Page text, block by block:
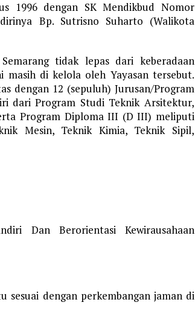
1996 dengan SK Mendikbud Nomor
Bp. Sutrisno Suharto (Walikota
tidak lepas dari keberadaan
masih di kelola oleh Yayasan tersebut.
dengan 12 (sepuluh) Jurusan/Program
dari Program Studi Teknik Arsitektur,
Program Diploma III (D III) meliputi
Mesin, Teknik Kimia, Teknik Sipil,
Dan Berorientasi Kewirausahaan
sesuai dengan perkembangan jaman di